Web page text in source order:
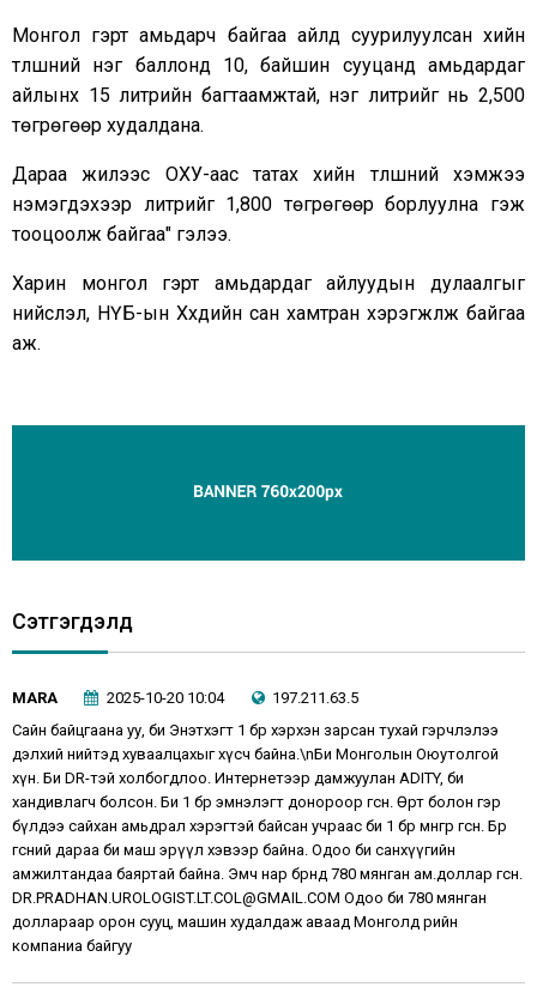
Монгол гэрт амьдарч байгаа айлд суурилуулсан хийн
түлшний нэг баллонд 10, байшин сууцанд амьдардаг
айлынх 15 литрийн багтаамжтай, нэг литрийг нь 2,500
төгрөгөөр худалдана.
Дараа жилээс ОХУ-аас татах хийн түлшний хэмжээ
нэмэгдэхээр литрийг 1,800 төгрөгөөр борлуулна гэж
тооцоолж байгаа" гэлээ.
Харин монгол гэрт амьдардаг айлуудын дулаалгыг
нийслэл, НҮБ-ын Хүүхдийн сан хамтран хэрэгжүүлж байгаа
аж.
Сэтгэгдэлүүд
MARA 2025-10-20 10:04
197.211.63.5
Сайн байцгаана уу, би Энэтхэгт 1 бөөрөө хэрхэн зарсан тухай гэрчлэлээ
дэлхий нийтэд хуваалцахыг хүсч байна.\nБи Монголын Оюутолгой
хүн. Би DR-тэй холбогдлоо. Интернетээр дамжуулан ADITY, би
хандивлагч болсон. Би 1 бөөрөө эмнэлэгт донороор өгсөн. Өөртөө болон гэр
бүлдээ сайхан амьдрал хэрэгтэй байсан учраас би 1 бөөрөө мөнгөөр өгсөн. Бөөрөө
өгсний дараа би маш эрүүл хэвээр байна. Одоо би санхүүгийн
амжилтандаа баяртай байна. Эмч нар бөөрөнд 780 мянган ам.доллар өгсөн.
DR.PRADHAN.UROLOGIST.LT.COL@GMAIL.COM Одоо би 780 мянган
доллараар орон сууц, машин худалдаж аваад Монголд өөрийн
компаниа байгуу